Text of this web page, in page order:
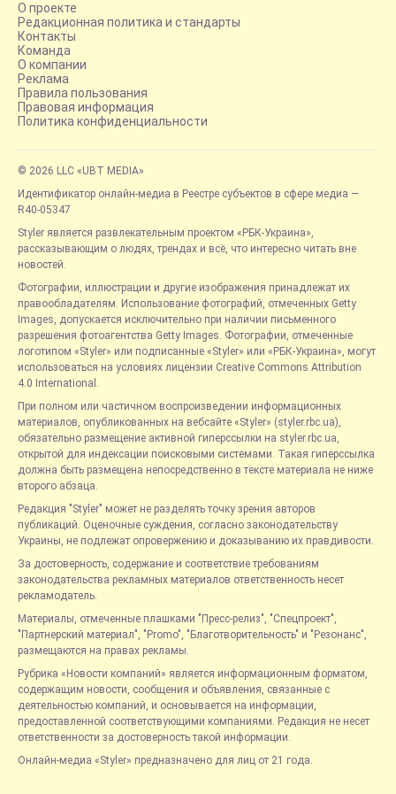
О проекте
Редакционная политика и стандарты
Контакты
Команда
О компании
Реклама
Правила пользования
Правовая информация
Политика конфиденциальности
© 2026 LLC «UBT MEDIA»
Идентификатор онлайн-медиа в Реестре субъектов в сфере медиа —
R40-05347
Styler является развлекательным проектом «РБК-Украина»,
рассказывающим о людях, трендах и всё, что интересно читать вне
новостей.
Фотографии, иллюстрации и другие изображения принадлежат их
правообладателям. Использование фотографий, отмеченных Getty
Images, допускается исключительно при наличии письменного
разрешения фотоагентства Getty Images. Фотографии, отмеченные
логотипом «Styler» или подписанные «Styler» или «РБК-Украина», могут
использоваться на условиях лицензии Creative Commons Attribution
4.0 International.
При полном или частичном воспроизведении информационных
материалов, опубликованных на вебсайте «Styler» (styler.rbc.ua),
обязательно размещение активной гиперссылки на styler.rbc.ua,
открытой для индексации поисковыми системами. Такая гиперссылка
должна быть размещена непосредственно в тексте материала не ниже
второго абзаца.
Редакция "Styler" может не разделять точку зрения авторов
публикаций. Оценочные суждения, согласно законодательству
Украины, не подлежат опровержению и доказыванию их правдивости.
За достоверность, содержание и соответствие требованиям
законодательства рекламных материалов ответственность несет
рекламодатель.
Материалы, отмеченные плашками "Пресс-релиз", "Спецпроект",
"Партнерский материал", "Promo", "Благотворительность" и "Резонанс",
размещаются на правах рекламы.
Рубрика «Новости компаний» является информационным форматом,
содержащим новости, сообщения и объявления, связанные с
деятельностью компаний, и основывается на информации,
предоставленной соответствующими компаниями. Редакция не несет
ответственности за достоверность такой информации.
Онлайн-медиа «Styler» предназначено для лиц от 21 года.